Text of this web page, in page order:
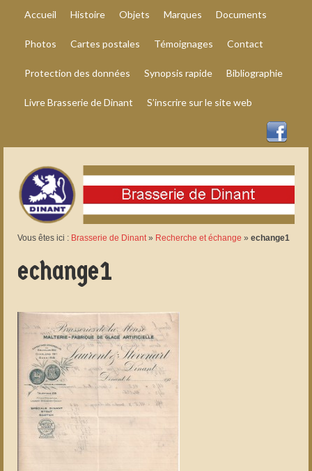
Accueil Histoire Objets Marques Documents
Photos Cartes postales Témoignages Contact
Protection des données Synopsis rapide Bibliographie
Livre Brasserie de Dinant S’inscrire sur le site web
Vous êtes ici : Brasserie de Dinant» Recherche et échange » echange1
echange1